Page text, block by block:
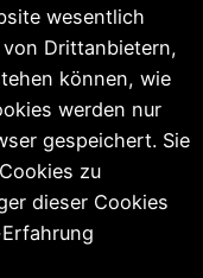
wesentlich
Drittanbietern,
können, wie
werden nur
gespeichert. Sie
zu
dieser Cookies